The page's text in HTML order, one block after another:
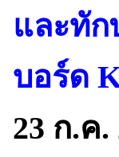
และทัก
บอร์ด
23 ก.ค.